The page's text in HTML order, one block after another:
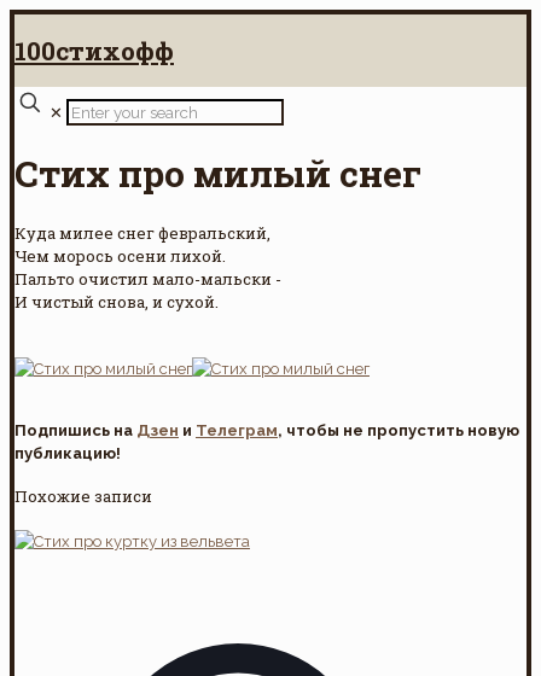
100стихофф
✕
Стих про милый снег
Куда милее снег февральский,
Чем морось осени лихой.
Пальто очистил мало-мальски -
И чистый снова, и сухой.
Подпишись на Дзен и Телеграм, чтобы не пропустить новую
публикацию!
Похожие записи